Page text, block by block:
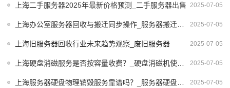
2025-07-05
上海二手服务器2025年最新价格预测_二手服务器出售
2025-07-05
上海办公室服务器回收与搬迁同步操作_服务器搬迁公司
2025-07-05
上海旧服务器回收行业未来趋势观察_废旧服务器
2025-07-05
上海硬盘消磁服务是否按容量收费？_硬盘消磁机使用方法
2025-07-05
上海服务器硬盘物理销毁服务靠谱吗？_服务器硬盘消磁